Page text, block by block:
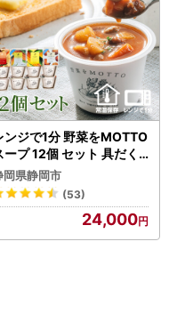
ンジで1分 野菜をMOTTO
ープ 12個 セット 具だく
んスープ 朝食 惣菜 国産
菜 常温保存
岡県静岡市
(53)
24,000